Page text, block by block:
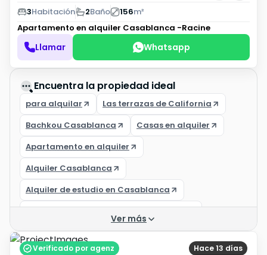
3Habitación 2Baño 156m²
Apartamento en alquiler Casablanca -Racine
Llamar Whatsapp
Encuentra la propiedad ideal
para alquilar
Las terrazas de California
Bachkou Casablanca
Casas en alquiler
Apartamento en alquiler
Alquiler Casablanca
Alquiler de estudio en Casablanca
Apartamento en alquiler Ain Sebaa
Ver más
Hace 13 días
Verificado por agenz